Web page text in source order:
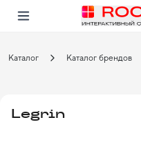
Открыть в приложении!
Каталог Каталог брендов
Legrin